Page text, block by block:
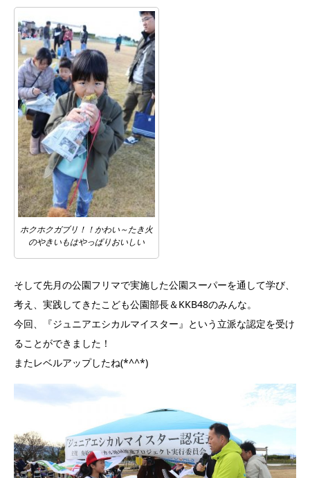
ホクホクガブリ！！かわい～たき火
のやきいもはやっぱりおいしい
そして先月の公園フリマで実施した公園スーパーを通して学び、
考え、実践してきたこども公園部長＆KKB48のみんな。
今回、『ジュニアエシカルマイスター』という立派な認定を受け
ることができました！
またレベルアップしたね(*^^*)